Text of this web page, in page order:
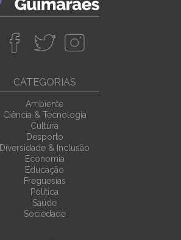
CATEGORIAS
Ambiente
Ciência & Tecnologia
Cultura
Desporto
Diversidade & Inclusão
Economia
Educação
Freguesias
Política
Saúde
Sociedade